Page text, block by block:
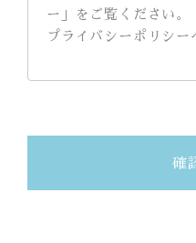
ー」をご覧ください。
プライバシーポリシー